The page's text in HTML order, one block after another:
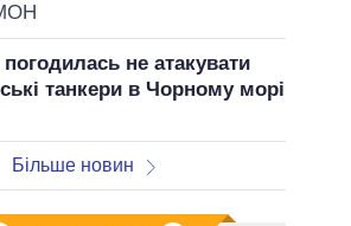
погодилась не атакувати
танкери в Чорному морі
Більше новин